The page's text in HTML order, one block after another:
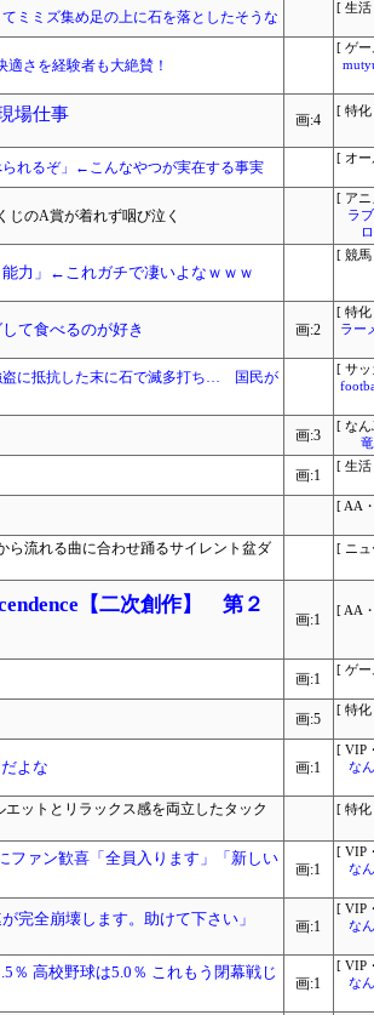
ミミズ集め足の上に石を落としたそうな
[ 生活
適さを経験者も大絶賛！
[ ゲー
場仕事 画:4
[ 特化
れるぞ」←こんなやつが実在する事実
[ オー
じのA賞が着れず咽び泣く
[ アニ
ラ
力」←これガチで凄いよなｗｗｗ
[ 競馬
て食べるのが好き 画:2
[ 特化
ラー
に抵抗した末に石で滅多打ち… 国民が
[ サッ
画:3
[ なん
画:1
[ 生活
[ AA
ら流れる曲に合わせ踊るサイレント盆ダ
[ ニュ
【二次創作】 第２
画:1
[ AA
画:1
[ ゲー
画:5
[ 特化
よな 画:1
[ VIP
な
ットとリラックス感を両立したタック
[ 特化
ファン歓喜「全員入ります」「新しい
画:1
[ VIP
な
完全崩壊します。助けて下さい」 画:1
[ VIP
な
％ 高校野球は5.0％ これもう閉幕戦じ
画:1
[ VIP
な